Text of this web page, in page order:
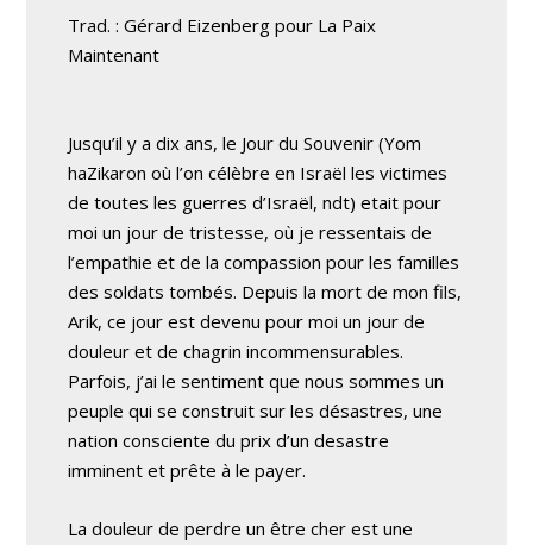
Trad. : Gérard Eizenberg pour La Paix
Maintenant
Jusqu’il y a dix ans, le Jour du Souvenir (Yom
haZikaron où l’on célèbre en Israël les victimes
de toutes les guerres d’Israël, ndt) etait pour
moi un jour de tristesse, où je ressentais de
l’empathie et de la compassion pour les familles
des soldats tombés. Depuis la mort de mon fils,
Arik, ce jour est devenu pour moi un jour de
douleur et de chagrin incommensurables.
Parfois, j’ai le sentiment que nous sommes un
peuple qui se construit sur les désastres, une
nation consciente du prix d’un desastre
imminent et prête à le payer.
La douleur de perdre un être cher est une